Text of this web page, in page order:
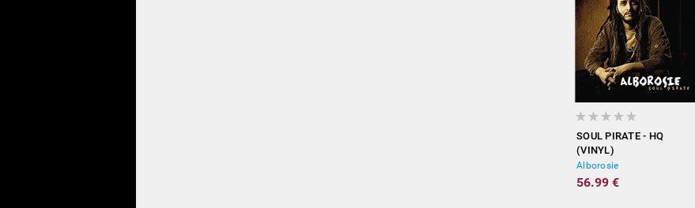
SOUL PIRATE - HQ
(VINYL)
Alborosie
56.99 €